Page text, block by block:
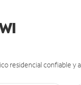
residencial confiable y